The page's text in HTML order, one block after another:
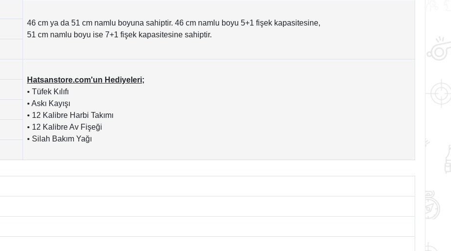
46 cm ya da 51 cm namlu boyuna sahiptir. 46 cm namlu boyu 5+1 fişek kapasitesine,
51 cm namlu boyu ise 7+1 fişek kapasitesine sahiptir.
Hatsanstore.com'un Hediyeleri;
• Tüfek Kılıfı
• Askı Kayışı
• 12 Kalibre Harbi Takımı
• 12 Kalibre Av Fişeği
• Silah Bakım Yağı